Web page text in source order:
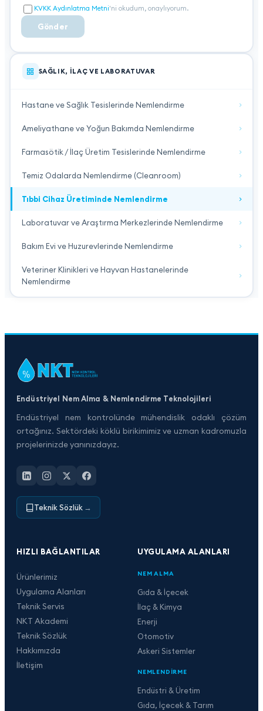
KVKK Aydınlatma Metni'ni okudum, onaylıyorum.
Gönder
SAĞLIK, İLAÇ VE LABORATUVAR
Hastane ve Sağlık Tesislerinde Nemlendirme
Ameliyathane ve Yoğun Bakımda Nemlendirme
Farmasötik / İlaç Üretim Tesislerinde Nemlendirme
Temiz Odalarda Nemlendirme (Cleanroom)
Tıbbi Cihaz Üretiminde Nemlendirme
Laboratuvar ve Araştırma Merkezlerinde Nemlendirme
Bakım Evi ve Huzurevlerinde Nemlendirme
Veteriner Klinikleri ve Hayvan Hastanelerinde
Nemlendirme
Endüstriyel Nem Alma & Nemlendirme Teknolojileri
Endüstriyel nem kontrolünde mühendislik odaklı çözüm
ortağınız. Sektördeki köklü birikimimiz ve uzman kadromuzla
projelerinizde yanınızdayız.
Teknik Sözlük →
HIZLI BAĞLANTILAR
Ürünlerimiz
Uygulama Alanları
Teknik Servis
NKT Akademi
Teknik Sözlük
Hakkımızda
İletişim
UYGULAMA ALANLARI
NEM ALMA
Gıda & İçecek
İlaç & Kimya
Enerji
Otomotiv
Askeri Sistemler
NEMLENDIRME
Endüstri & Üretim
Gıda, İçecek & Tarım